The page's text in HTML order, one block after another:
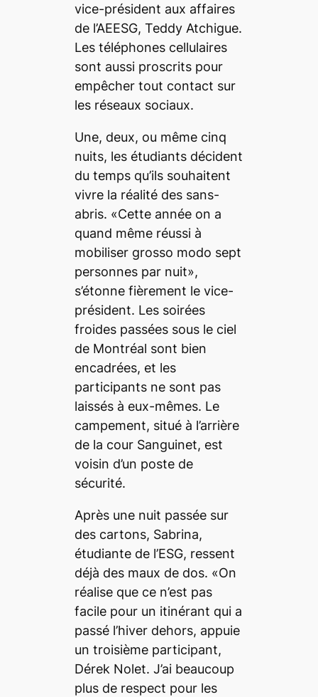
vice-président aux affaires
de l’AEESG, Teddy Atchigue.
Les téléphones cellulaires
sont aussi proscrits pour
empêcher tout contact sur
les réseaux sociaux.
Une, deux, ou même cinq
nuits, les étudiants décident
du temps qu’ils souhaitent
vivre la réalité des sans-
abris. «Cette année on a
quand même réussi à
mobiliser grosso modo sept
personnes par nuit»,
s’étonne fièrement le vice-
président. Les soirées
froides passées sous le ciel
de Montréal sont bien
encadrées, et les
participants ne sont pas
laissés à eux-mêmes. Le
campement, situé à l’arrière
de la cour Sanguinet, est
voisin d’un poste de
sécurité.
Après une nuit passée sur
des cartons, Sabrina,
étudiante de l’ESG, ressent
déjà des maux de dos. «On
réalise que ce n’est pas
facile pour un itinérant qui a
passé l’hiver dehors, appuie
un troisième participant,
Dérek Nolet. J’ai beaucoup
plus de respect pour les